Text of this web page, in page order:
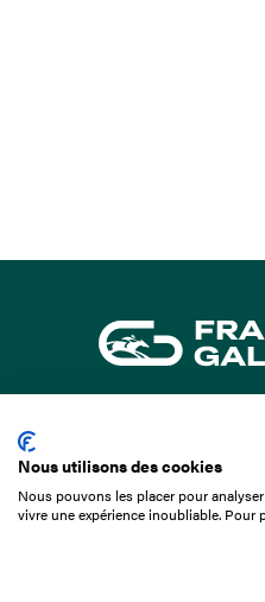
01 49 10 20 29
Nous utilisons des cookies
Nous pouvons les placer pour
vivre une expérience inoubliable.